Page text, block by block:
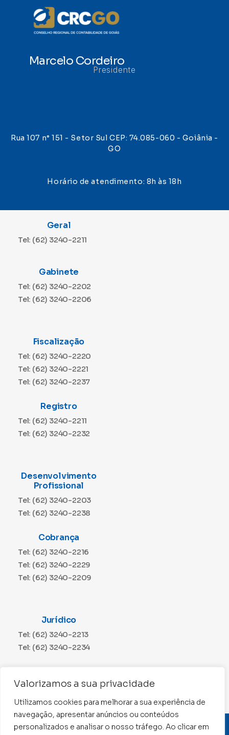
Valorizamos a sua privacidade
Utilizamos cookies para melhorar a sua experiência de
navegação, apresentar anúncios ou conteúdos
personalizados e analisar o nosso tráfego. Ao clicar em
Marcelo Cordeiro
Presidente
Rua 107 n° 151 - Setor Sul CEP: 74.085-060 - Goiânia -
GO
Horário de atendimento: 8h às 18h
Geral
Tel: (62) 3240-2211
Gabinete
Tel: (62) 3240-2202
Tel: (62) 3240-2206
Fiscalização
Tel: (62) 3240-2220
Tel: (62) 3240-2221
Tel: (62) 3240-2237
Registro
Tel: (62) 3240-2211
Tel: (62) 3240-2232
Desenvolvimento
Profissional
Tel: (62) 3240-2203
Tel: (62) 3240-2238
Cobrança
Tel: (62) 3240-2216
Tel: (62) 3240-2229
Tel: (62) 3240-2209
Jurídico
Tel: (62) 3240-2213
Tel: (62) 3240-2234
Tel: (62) 3240-2230
CNPJ: 01.015.676/0001-11